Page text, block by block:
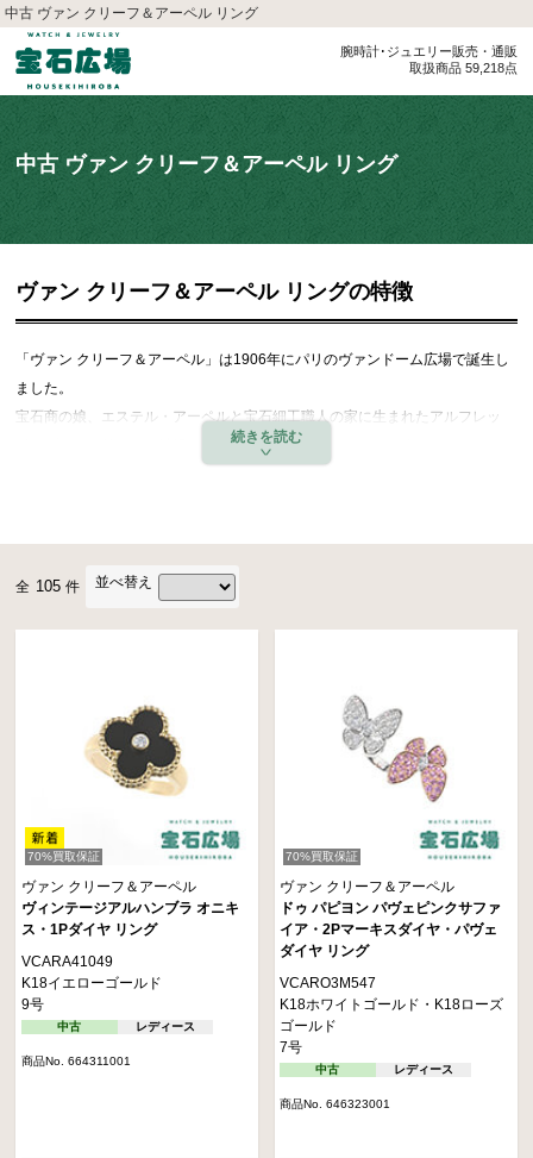
中古 ヴァン クリーフ＆アーペル リング
腕時計･ジュエリー販売・通販
取扱商品 59,218点
中古 ヴァン クリーフ＆アーペル リング
ヴァン クリーフ＆アーペル リングの特徴
「ヴァン クリーフ＆アーペル」は1906年にパリのヴァンドーム広場で誕生し
ました。
宝石商の娘、エステル・アーペルと宝石細工職人の家に生まれたアルフレッ
ド・ヴァンクリーフの結婚を機に生まれたハイジュエラーです。
ングが特徴です。
リングにおいても圧倒的な人気を誇り、熟練の職人が手をかけ慈しむように1
つ1つ生み出すそのリングは、歴史、技術、想いが凝縮されたような圧倒的な
存在感を放ちます。
ヴィンテージ、スウィート、マジックとモチーフサイズも豊富に展開されてお
り、マザー・オブ・パールやオニキス、カーネリアン、マラカイトなど、美し
全 105 件 並べ替え
70%買取保証
ヴァン クリーフ＆アーペル
ヴィンテージアルハンブラ オニキ
ス・1Pダイヤ リング
VCARA41049
K18イエローゴールド
9号
中古 レディース
商品No. 664311001
70%買取保証
ヴァン クリーフ＆アーペル
ドゥ パピヨン パヴェピンクサファ
イア・2Pマーキスダイヤ・パヴェ
ダイヤ リング
VCARO3M547
K18ホワイトゴールド・K18ローズ
ゴールド
7号
中古 レディース
商品No. 646323001